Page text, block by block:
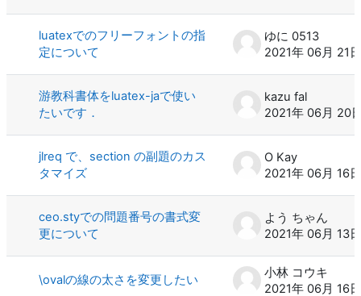
luatexでのフリーフォントの指
定について
ゆに 0513
2021年 06月 21日
游教科書体をluatex-jaで使い
たいです．
kazu fal
2021年 06月 20
jlreq で、section の副題のカス
タマイズ
O Kay
2021年 06月 16日
ceo.styでの問題番号の書式変
更について
よう ちゃん
2021年 06月 13日
\ovalの線の太さを変更したい
小林 コウキ
2021年 06月 16日